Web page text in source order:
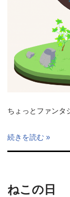
ちょっとファンタ
続きを読む »
ねこの日